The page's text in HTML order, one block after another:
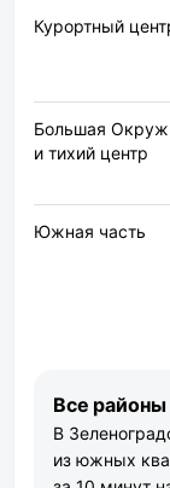
Курортный
Большая
и тихий центр
Южная часть
Все
В
из южных